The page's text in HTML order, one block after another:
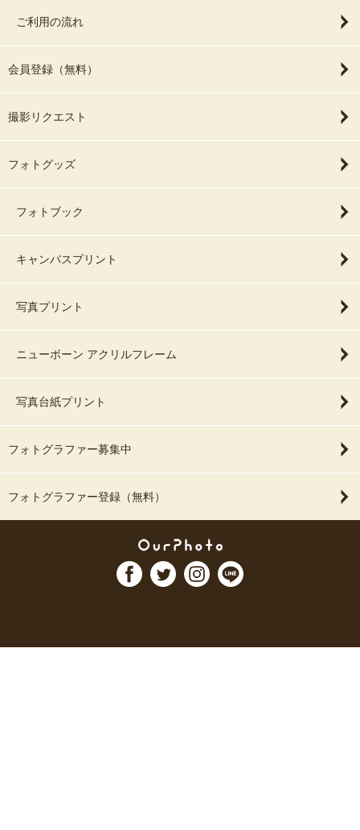
ご利用の流れ
会員登録（無料）
撮影リクエスト
フォトグッズ
フォトブック
キャンバスプリント
写真プリント
ニューボーン アクリルフレーム
写真台紙プリント
フォトグラファー募集中
フォトグラファー登録（無料）